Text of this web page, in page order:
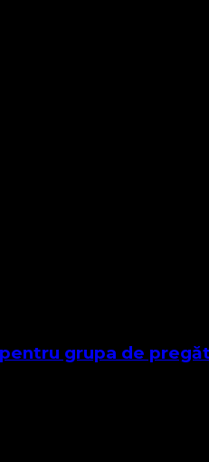
grupa de